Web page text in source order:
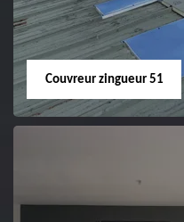
Couvreur zingueur 51